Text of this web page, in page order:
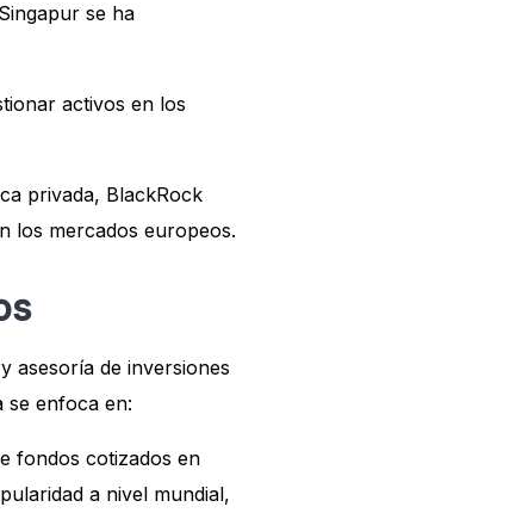
se ha
activos en los
privada, BlackRock
los mercados europeos.
asesoría de inversiones
se enfoca en:
fondos cotizados en
a nivel mundial,